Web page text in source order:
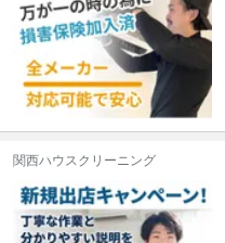
関西ハウスクリーニング